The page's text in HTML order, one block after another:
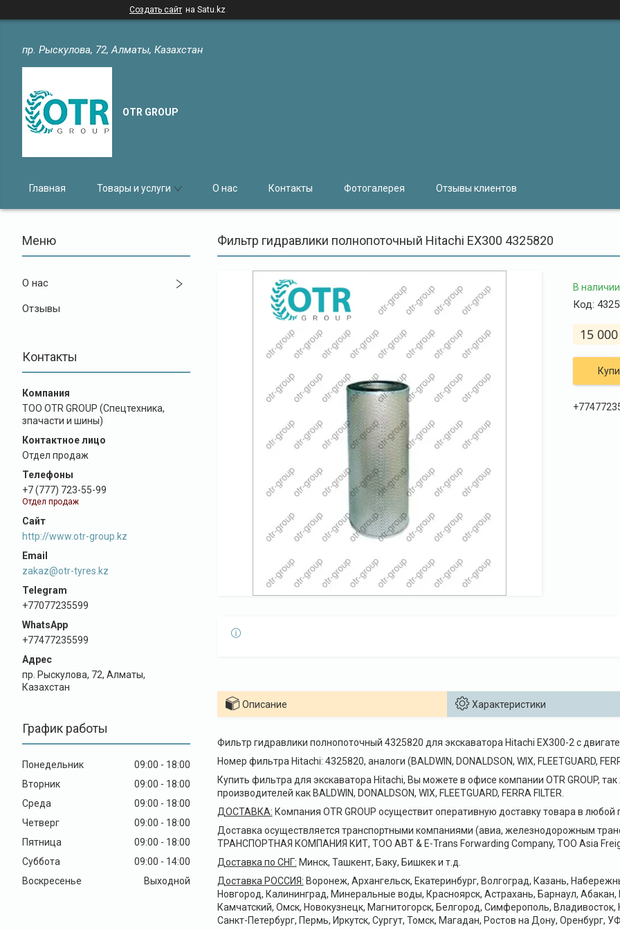
Создать сайт на Satu.kz
пр. Рыскулова, 72, Алматы, Казахстан
OTR GROUP
Главная Товары и услуги О нас Контакты Фотогалерея Отзывы клиентов
О нас
Отзывы
Контакты
ТОО OTR GROUP (Спецтехника,
зпачасти и шины)
Отдел продаж
+7 (777) 723-55-99
Отдел продаж
http://www.otr-group.kz
zakaz@otr-tyres.kz
+77077235599
+77477235599
пр. Рыскулова, 72, Алматы,
Казахстан
График работы
Понедельник 09:00
18:00
Вторник
09:00
18:00
Среда
09:00
18:00
Четверг
09:00
18:00
Пятница
09:00
18:00
Суббота
09:00
14:00
Воскресенье
Выходной
Фильтр гидравлики полнопоточный Hitachi EX300 4325820
В наличии
Код:
15
Описание Характеристики
Фильтр гидравлики полнопоточный 4325820 для экскаватора Hitachi EX300-2 с
Номер фильтра Hitachi: 4325820, аналоги (BALDWIN, DONALDSON, WIX, FLEETGUARD,
Купить фильтра для экскаватора Hitachi, Вы можете в офисе компании OTR GROUP,
производителей как BALDWIN, DONALDSON, WIX, FLEETGUARD, FERRA FILTER.
ДОСТАВКА: Компания OTR GROUP осуществит оперативную доставку товара в любой
Доставка осуществляется транспортными компаниями (авиа, железнодорожным
ТРАНСПОРТНАЯ КОМПАНИЯ КИТ, ТОО ABT & E-Trans Forwarding Company, ТОО Asia
Доставка по СНГ: Минск, Ташкент, Баку, Бишкек и т.д.
Доставка РОССИЯ: Воронеж, Архангельск, Екатеринбург, Волгоград, Казань,
Новгород, Калининград, Минеральные воды, Красноярск, Астрахань, Барнаул,
Камчатский, Омск, Новокузнецк, Магнитогорск, Белгород, Симферополь,
Санкт-Петербург, Пермь, Иркутск, Сургут, Томск, Магадан, Ростов на Дону, Оренбург,